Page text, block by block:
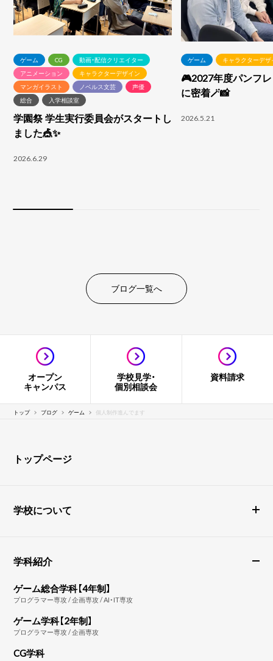
ゲーム CG
動画・配信クリエイター
アニメーション
キャラクターデザイン
マンガイラスト
ノベルス文芸
声優
総合
入学相談室
学園祭 学生実行委員会がスタートし
ました🎪✨
2026.6.29
ゲーム キャラクターデ
🎮2027年度パンフ
に密着🪄📸
2026.5.21
ブログ一覧へ
オープン
キャンパス
学校見学・
個別相談会
資料請求
トップ ブログ ゲーム 個人制作進んでます
トップページ
学校について
学科紹介
ゲーム総合学科【4年制】
プログラマー専攻 / 企画専攻 / AI・IT専攻
ゲーム学科【2年制】
プログラマー専攻 / 企画専攻
CG学科